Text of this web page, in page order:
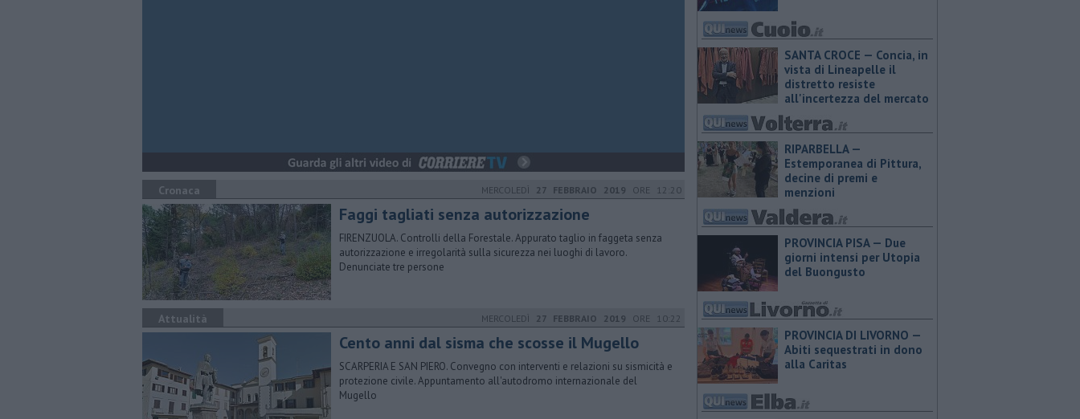
Cronaca MERCOLEDÌ 27 FEBBRAIO 2019 ORE 12:20
Faggi tagliati senza autorizzazione
FIRENZUOLA. Controlli della Forestale. Appurato taglio in faggeta senza
autorizzazione e irregolarità sulla sicurezza nei luoghi di lavoro.
Denunciate tre persone
Attualità MERCOLEDÌ 27 FEBBRAIO 2019 ORE 10:22
Cento anni dal sisma che scosse il Mugello
SCARPERIA E SAN PIERO. Convegno con interventi e relazioni su sismicità e
protezione civile. Appuntamento all'autodromo internazionale del
Mugello
SANTA CROCE — Concia, in
vista di Lineapelle il
distretto resiste
all'incertezza del mercato
RIPARBELLA —
Estemporanea di Pittura,
decine di premi e
menzioni
PROVINCIA PISA — Due
giorni intensi per Utopia
del Buongusto
PROVINCIA DI LIVORNO —
Abiti sequestrati in dono
alla Caritas